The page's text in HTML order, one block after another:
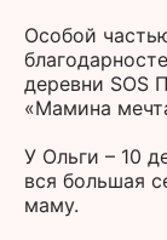
Особой
деревни SOS
«Мамина
У Ольги – 10
вся большая
маму.